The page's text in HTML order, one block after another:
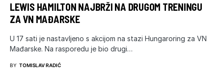
LEWIS HAMILTON NAJBRŽI NA DRUGOM TRENINGU
ZA VN MAĐARSKE
U 17 sati je nastavljeno s akcijom na stazi Hungaroring za VN
Mađarske. Na rasporedu je bio drugi…
BY TOMISLAV RADIĆ